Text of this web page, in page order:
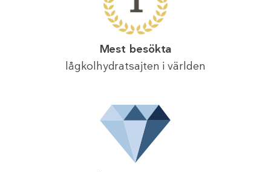
Mest besökta
lågkolhydratsajten i världen